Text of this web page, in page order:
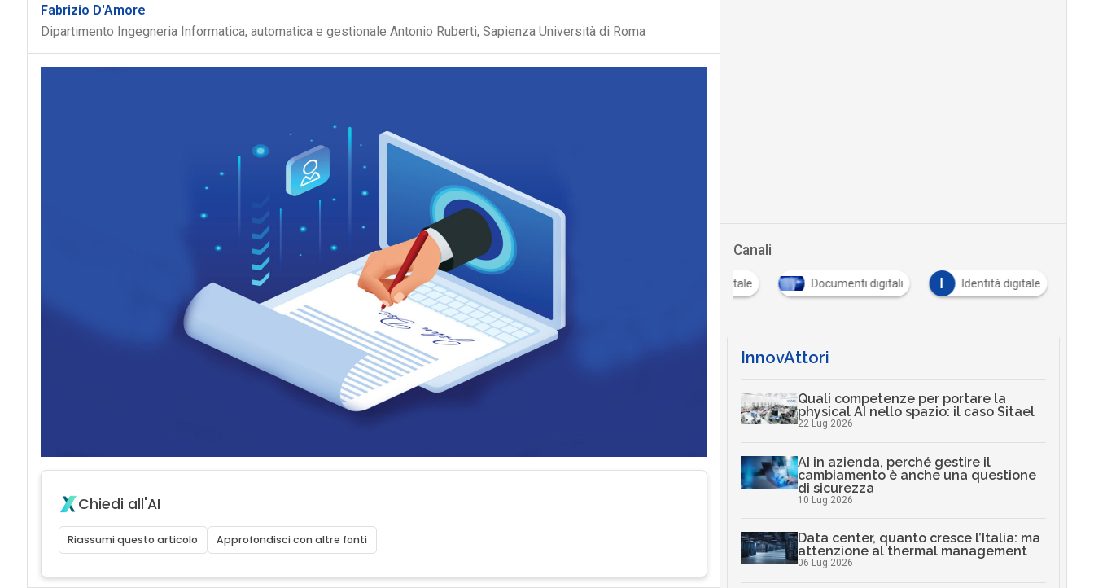
Fabrizio D'Amore
Dipartimento Ingegneria Informatica, automatica e gestionale Antonio Ruberti, Sapienza Università di Roma
Chiedi all'AI
Riassumi questo articolo Approfondisci con altre fonti
Canali
Cittadinanza digitale Documenti digitali I Identità digitale
InnovAttori
Quali competenze per portare la
physical AI nello spazio: il caso Sitael
22 Lug 2026
AI in azienda, perché gestire il
cambiamento è anche una questione
di sicurezza
10 Lug 2026
Data center, quanto cresce l’Italia: ma
attenzione al thermal management
06 Lug 2026